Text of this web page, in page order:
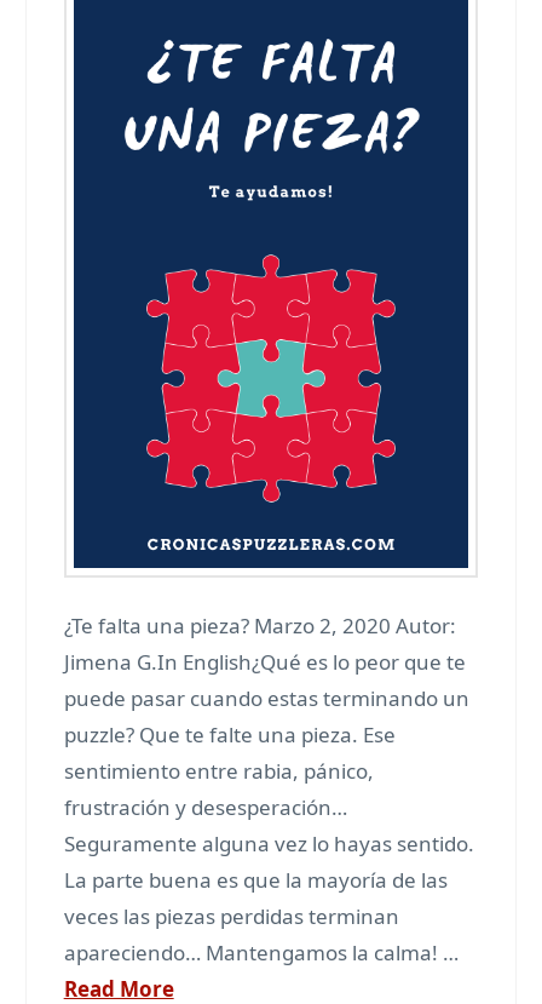
¿Te falta una pieza? Marzo 2, 2020 Autor:
Jimena G.In English¿Qué es lo peor que te
puede pasar cuando estas terminando un
puzzle? Que te falte una pieza. Ese
sentimiento entre rabia, pánico,
frustración y desesperación…
Seguramente alguna vez lo hayas sentido.
La parte buena es que la mayoría de las
veces las piezas perdidas terminan
apareciendo… Mantengamos la calma! …
Read More